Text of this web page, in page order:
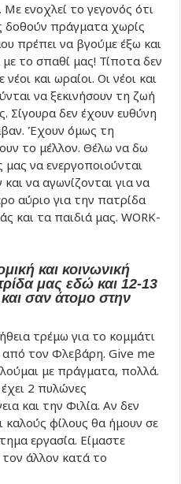
ενοχλεί το γεγονός ότι
δοθούν πράγματα χωρίς
πρέπει να βγούμε έξω και
το σπαθί μας! Τίποτα δεν
και ωραίοι. Οι νέοι και
να ξεκινήσουν τη ζωή
Σίγουρα δεν έχουν ευθύνη
Έχουν όμως τη
το μέλλον. Θέλω να δω
να ενεργοποιούνται
να αγωνίζονται για να
αύριο για την πατρίδα
και τα παιδιά μας. WORK-
και κοινωνική
μας εδώ και 12-13
σαν άτομο στην
τρέμω για το κομμάτι
από τον Φλεβάρη. Give me
με πράγματα, πολλά.
2 πυλώνες
και την Φιλία. Αν δεν
καλούς φίλους θα ήμουν σε
εργασία. Είμαστε
τον άλλον κατά το